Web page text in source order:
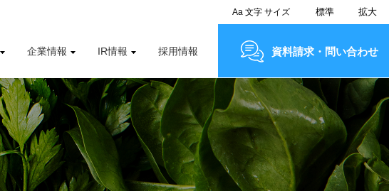
企業情報 IR情報 採用情報
Aa文字サイズ 標準 拡大
資料請求・問い合わせ